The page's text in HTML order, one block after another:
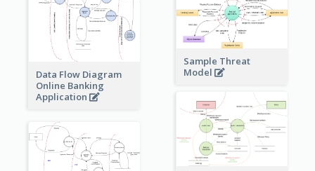
Data Flow Diagram
Online Banking
Application
Sample Threat
Model